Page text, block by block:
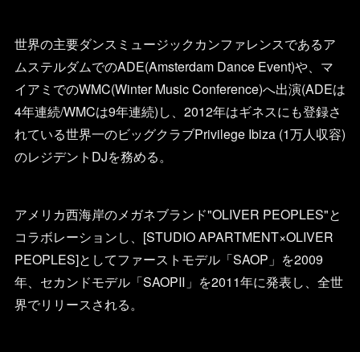
世界の主要ダンスミュージックカンファレンスであるア
ムステルダムでのADE(Amsterdam Dance Event)や、マ
イアミでのWMC(Winter Music Conference)へ出演(ADEは
4年連続/WMCは9年連続)し、2012年はギネスにも登録さ
れている世界一のビッグクラブPrivilege Ibiza (1万人収容)
のレジデントDJを務める。
アメリカ西海岸のメガネブランド"OLIVER PEOPLES"と
コラボレーションし、[STUDIO APARTMENT×OLIVER
PEOPLES]としてファーストモデル「SAOP」を2009
年、セカンドモデル「SAOPⅡ」を2011年に発表し、全世
界でリリースされる。